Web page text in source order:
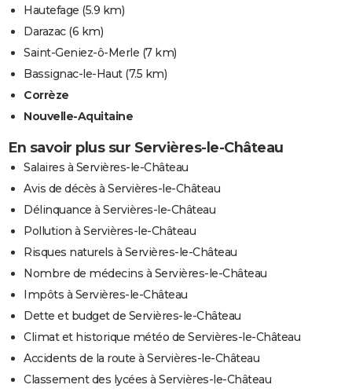
Hautefage (5.9 km)
Darazac(6 km)
Saint-Geniez-ô-Merle (7 km)
Bassignac-le-Haut(7.5 km)
Corrèze
Nouvelle-Aquitaine
En savoir plus sur Servières-le-Château
Salaires à Servières-le-Château
Avis de décès à Servières-le-Château
Délinquance à Servières-le-Château
Pollution à Servières-le-Château
Risques naturels à Servières-le-Château
Nombre de médecins à Servières-le-Château
Impôts à Servières-le-Château
Dette et budget de Servières-le-Château
Climat et historique météo de Servières-le-Château
Accidents de la route à Servières-le-Château
Classement des lycées à Servières-le-Château